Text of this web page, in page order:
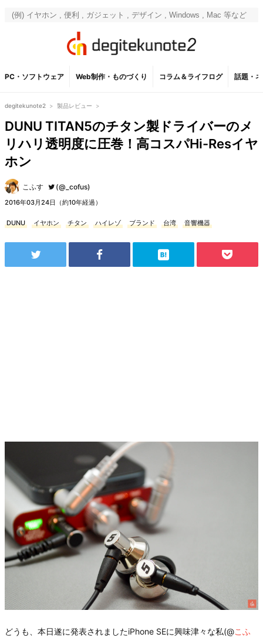
PC・ソフトウェア Web制作・ものづくり コラム＆ライフログ 話題・
degitekunote2 > 製品レビュー >
DUNU TITAN5のチタン製ドライバーのメ
リハリ透明度に圧巻！高コスパHi-Resイヤ
ホン
こふす (@_cofus)
2016年03月24日（約10年経過）
DUNU イヤホン チタン ハイレゾ ブランド 台湾 音響機器
どうも、本日遂に発表されましたiPhone SEに興味津々な私(@こふ